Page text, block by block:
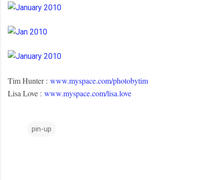
Tim Hunter : www.myspace.com/photobytim
Lisa Love : www.myspace.com/lisa.love
pin-up